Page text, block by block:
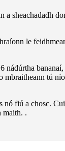
a sheachadadh
le
mbraitheann tú
fiú a chosc.
maith. .